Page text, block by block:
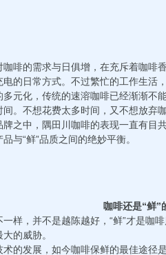
的需求与日俱增，在充斥着咖啡
的日常方式。不过繁忙的工作生活
多元化，传统的速溶咖啡已经渐渐不
间。不想花费太多时间，又不想放弃
中，隅田川咖啡的表现一直有目
与“鲜”品质之间的绝妙平衡。
咖啡还是“鲜”
，并不是越陈越好，“鲜”才是咖
的威胁。
发展，如今咖啡保鲜的最佳途径